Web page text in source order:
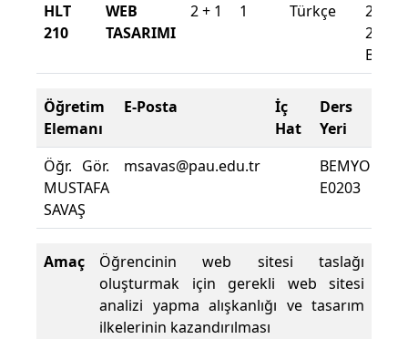
HLT
210
WEB
TASARIMI
2 + 1 1 Türkçe
2021-
2022
Bahar
Öğretim
Elemanı
E-Posta
İç
Hat
Ders
Yeri
Öğr. Gör.
MUSTAFA
SAVAŞ
msavas@pau.edu.tr
BEMYO
E0203
Amaç
Öğrencinin web sitesi taslağı
oluşturmak için gerekli web sitesi
analizi yapma alışkanlığı ve tasarım
ilkelerinin kazandırılması